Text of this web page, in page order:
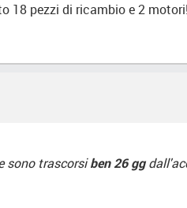
18 pezzi di ricambio e 2 motori!
sono trascorsiben 26 gg